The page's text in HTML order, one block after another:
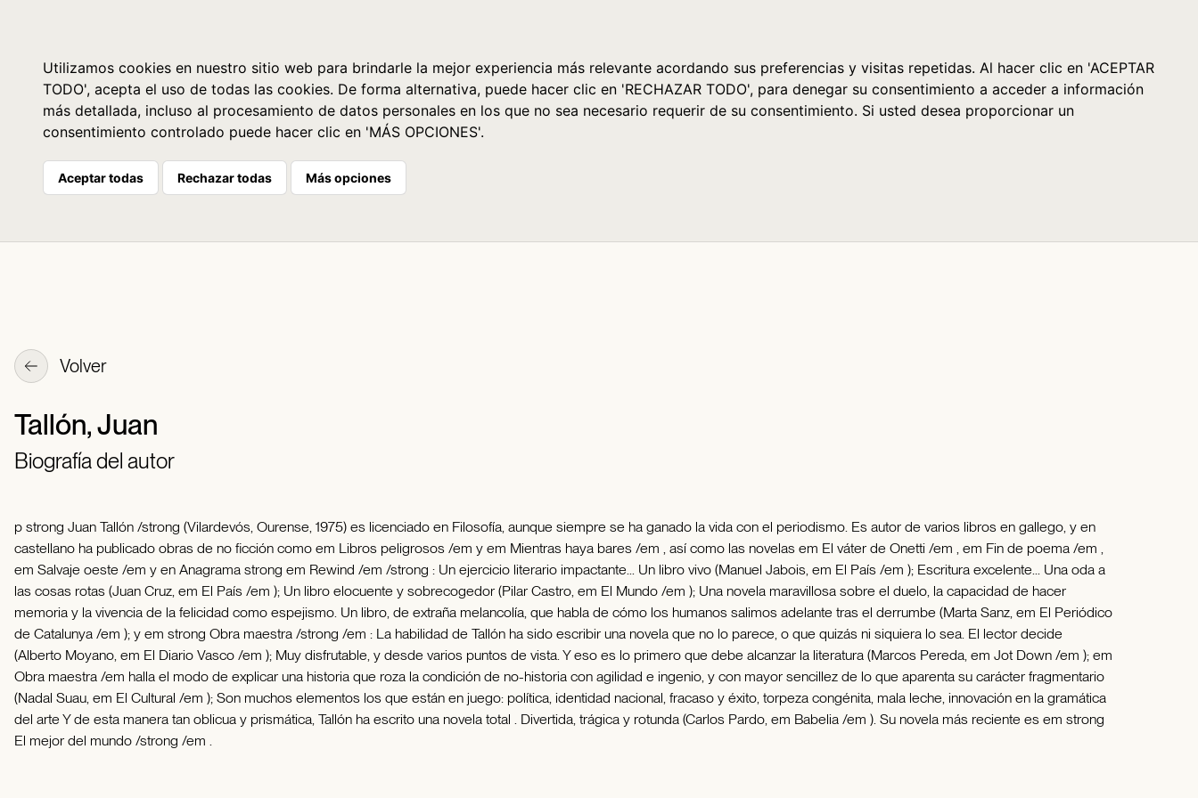
Utilizamos cookies en nuestro sitio web para brindarle la mejor experiencia más relevante acordando sus preferencias y visitas repetidas. Al hacer clic en 'ACEPTAR
TODO', acepta el uso de todas las cookies. De forma alternativa, puede hacer clic en 'RECHAZAR TODO', para denegar su consentimiento a acceder a información
más detallada, incluso al procesamiento de datos personales en los que no sea necesario requerir de su consentimiento. Si usted desea proporcionar un
consentimiento controlado puede hacer clic en 'MÁS OPCIONES'.
Aceptar todas Rechazar todas Más opciones
Volver
Tallón, Juan
Biografía del autor
p strong Juan Tallón /strong (Vilardevós, Ourense, 1975) es licenciado en Filosofía, aunque siempre se ha ganado la vida con el periodismo. Es autor de varios libros en gallego, y en
castellano ha publicado obras de no ficción como em Libros peligrosos /em y em Mientras haya bares /em , así como las novelas em El váter de Onetti /em , em Fin de poema /em ,
em Salvaje oeste /em y en Anagrama strong em Rewind /em /strong : Un ejercicio literario impactante... Un libro vivo (Manuel Jabois, em El País /em ); Escritura excelente... Una oda a
las cosas rotas (Juan Cruz, em El País /em ); Un libro elocuente y sobrecogedor (Pilar Castro, em El Mundo /em ); Una novela maravillosa sobre el duelo, la capacidad de hacer
memoria y la vivencia de la felicidad como espejismo. Un libro, de extraña melancolía, que habla de cómo los humanos salimos adelante tras el derrumbe (Marta Sanz, em El Periódico
de Catalunya /em ); y em strong Obra maestra /strong /em : La habilidad de Tallón ha sido escribir una novela que no lo parece, o que quizás ni siquiera lo sea. El lector decide
(Alberto Moyano, em El Diario Vasco /em ); Muy disfrutable, y desde varios puntos de vista. Y eso es lo primero que debe alcanzar la literatura (Marcos Pereda, em Jot Down /em ); em
Obra maestra /em halla el modo de explicar una historia que roza la condición de no-historia con agilidad e ingenio, y con mayor sencillez de lo que aparenta su carácter fragmentario
(Nadal Suau, em El Cultural /em ); Son muchos elementos los que están en juego: política, identidad nacional, fracaso y éxito, torpeza congénita, mala leche, innovación en la gramática
del arte Y de esta manera tan oblicua y prismática, Tallón ha escrito una novela total . Divertida, trágica y rotunda (Carlos Pardo, em Babelia /em ). Su novela más reciente es em strong
El mejor del mundo /strong /em .